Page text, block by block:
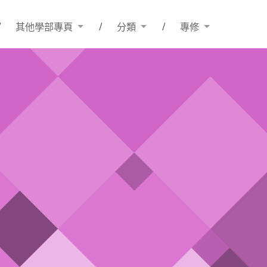
其他學部專頁 分類 專修